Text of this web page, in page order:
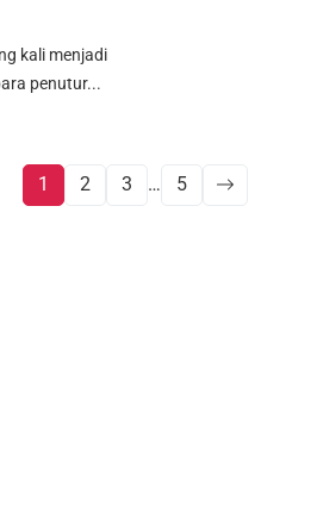
kali menjadi
penutur...
1 2 3 … 5